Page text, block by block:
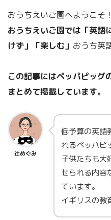
おうちえいご園へようこそ！
おうちえいご園では「英語
けず」「楽しむ」 おうち英
この記事にはペッパピッグ
まとめて掲載しています。
辻めぐみ
低予算の英語
れるペッパピ
子供たちも大
せられる内容
ています。
イギリスの教